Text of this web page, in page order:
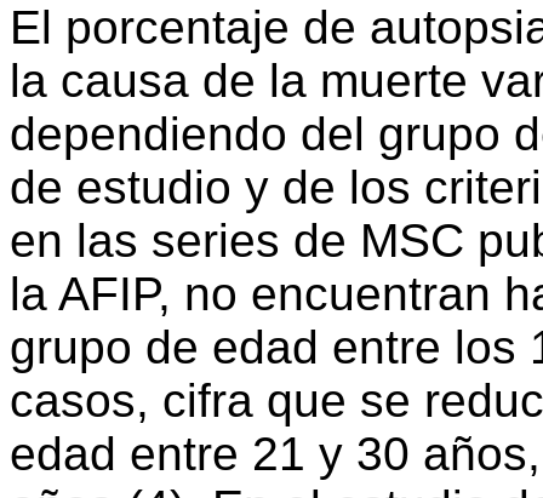
El porcentaje de
la causa de la muerte
dependiendo del grupo
de estudio y de los
en las series de MSC
la AFIP, no encuentran
grupo de edad entre los
casos, cifra que se
edad entre 21 y 30